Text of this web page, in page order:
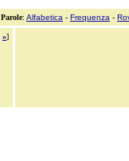
Parole: Alfabetica - Frequenza -
»]